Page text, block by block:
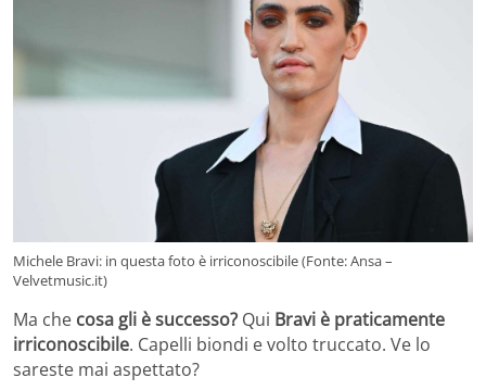
Michele Bravi: in questa foto è irriconoscibile (Fonte: Ansa –
Velvetmusic.it)
Ma che cosa gli è successo? Qui Bravi è praticamente
irriconoscibile. Capelli biondi e volto truccato. Ve lo
sareste mai aspettato?